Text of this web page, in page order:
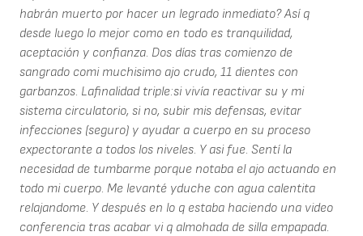
habrán muerto por hacer un legrado inmediato? Así q
desde luego lo mejor como en todo es tranquilidad,
aceptación y confianza. Dos días tras comienzo de
sangrado comi muchisimo ajo crudo, 11 dientes con
garbanzos. Lafinalidad triple:si vivía reactivar su y mi
sistema circulatorio, si no, subir mis defensas, evitar
infecciones (seguro) y ayudar a cuerpo en su proceso
expectorante a todos los niveles. Y asi fue. Sentí la
necesidad de tumbarme porque notaba el ajo actuando en
todo mi cuerpo. Me levanté yduche con agua calentita
relajandome. Y después en lo q estaba haciendo una video
conferencia tras acabar vi q almohada de silla empapada.